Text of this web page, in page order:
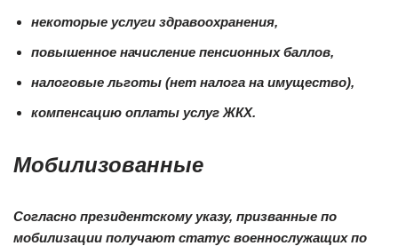
некоторые услуги здравоохранения,
повышенное начисление пенсионных баллов,
налоговые льготы (нет налога на имущество),
компенсацию оплаты услуг ЖКХ.
Мобилизованные
Согласно президентскому указу, призванные по
мобилизации получают статус военнослужащих по